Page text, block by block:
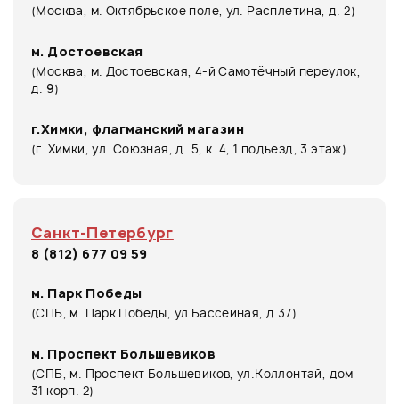
(Москва, м. Октябрьское поле, ул. Расплетина, д. 2)
м. Достоевская
(Москва, м. Достоевская, 4-й Самотёчный переулок,
д. 9)
г.Химки, флагманский магазин
(г. Химки, ул. Союзная, д. 5, к. 4, 1 подъезд, 3 этаж)
Санкт-Петербург
8 (812) 677 09 59
м. Парк Победы
(СПБ, м. Парк Победы, ул Бассейная, д 37)
м. Проспект Большевиков
(СПБ, м. Проспект Большевиков, ул.Коллонтай, дом
31 корп. 2)